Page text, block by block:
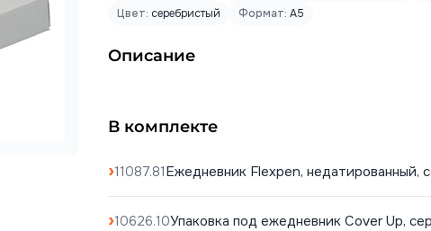
Цвет: серебристый Формат: А5
Описание
В комплекте
11087.81Ежедневник Flexpen, недатированный,
10626.10Упаковка под ежедневник Cover Up,